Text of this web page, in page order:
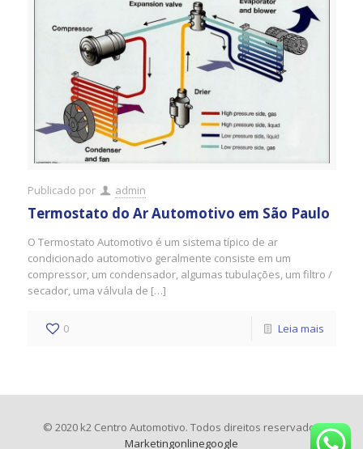
Publicado por admin
Termostato do Ar Automotivo em São Paulo
O Termostato Automotivo é um sistema típico de ar
condicionado automotivo geralmente consiste em um
compressor, um condensador, algumas tubulações, um filtro /
secador, uma válvula de […]
0 Leia mais
© 2020 k2 Centro Automotivo. Todos direitos reservados
Marketingonlinegoogle